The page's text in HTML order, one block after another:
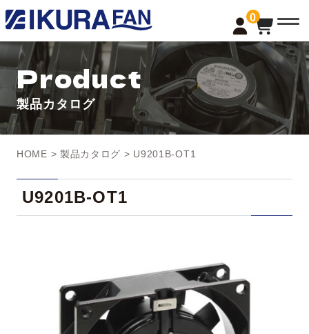
0
t
o
g
l
e
a
v
i
g
a
n
Product
製品カタログ
HOME > 製品カタログ > U9201B-OT1
U9201B-OT1